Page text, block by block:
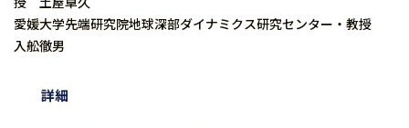
愛媛大学先端研究院地球深部ダイナミクス研究センター・教授
入舩徹男
詳細